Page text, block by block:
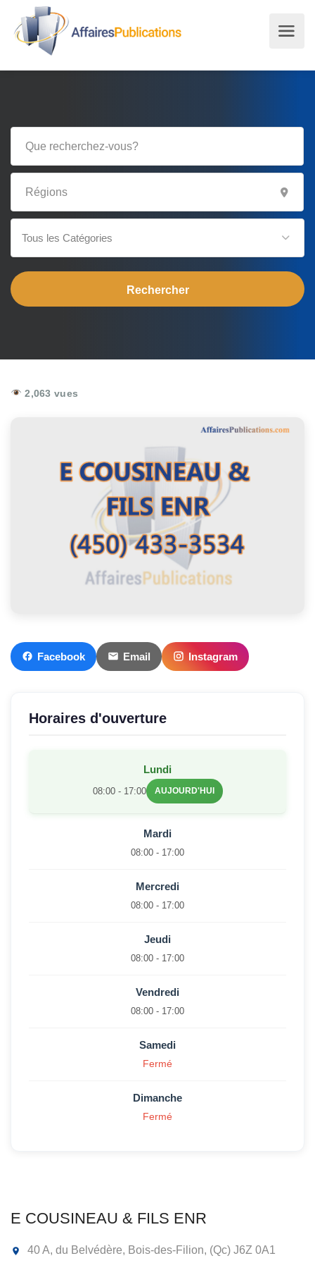
Tous les Catégories
2,063 vues
Facebook Email Instagram
Horaires d'ouverture
Lundi
08:00 - 17:00 AUJOURD'HUI
Mardi
08:00 - 17:00
Mercredi
08:00 - 17:00
Jeudi
08:00 - 17:00
Vendredi
08:00 - 17:00
Samedi
Fermé
Dimanche
Fermé